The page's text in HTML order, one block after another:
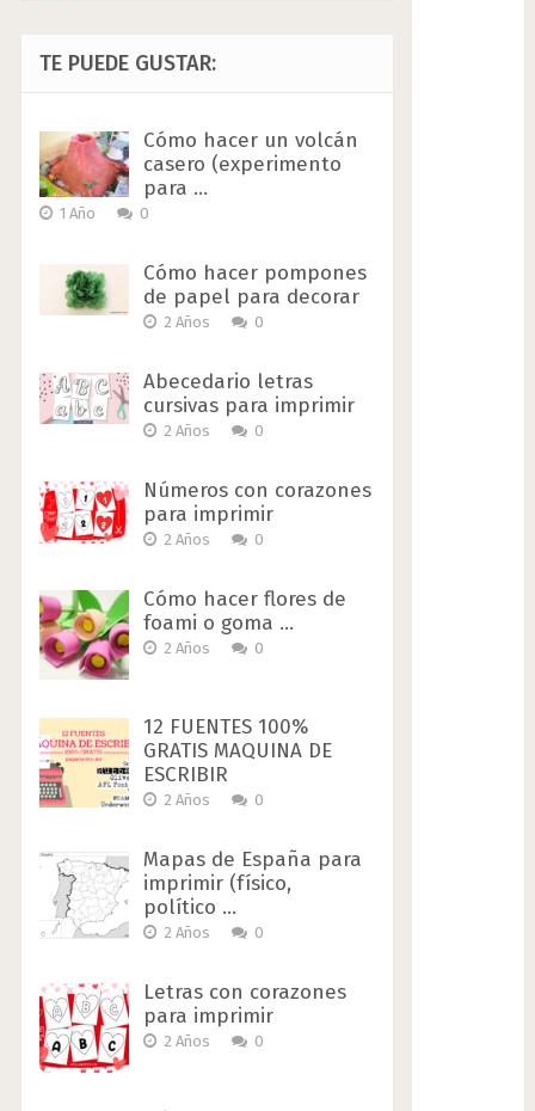
TE PUEDE GUSTAR:
Cómo hacer un volcán
casero (experimento
para …
1 Año 0
Cómo hacer pompones
de papel para decorar
2 Años 0
Abecedario letras
cursivas para imprimir
2 Años 0
Números con corazones
para imprimir
2 Años 0
Cómo hacer flores de
foami o goma …
2 Años 0
12 FUENTES 100%
GRATIS MAQUINA DE
ESCRIBIR
2 Años 0
Mapas de España para
imprimir (físico,
político …
2 Años 0
Letras con corazones
para imprimir
2 Años 0